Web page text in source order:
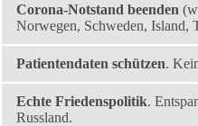
Corona-Notstand beenden
Norwegen, Schweden, Island,
Patientendaten schützen.
Echte Friedenspolitik.
Russland.